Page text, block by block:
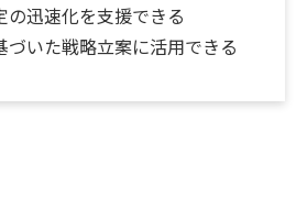
の迅速化を支援できる
づいた戦略立案に活用できる